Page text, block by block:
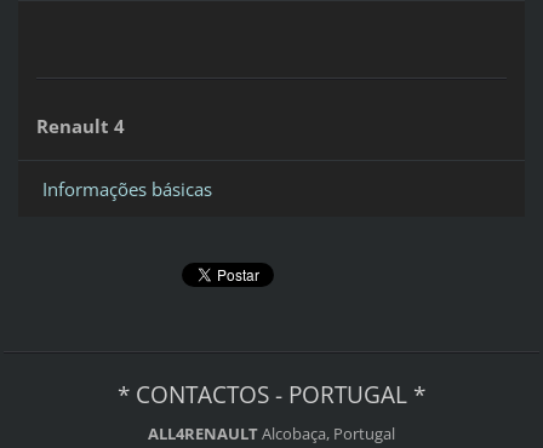
Renault 4
Informações básicas
* CONTACTOS - PORTUGAL *
ALL4RENAULTAlcobaça, Portugal